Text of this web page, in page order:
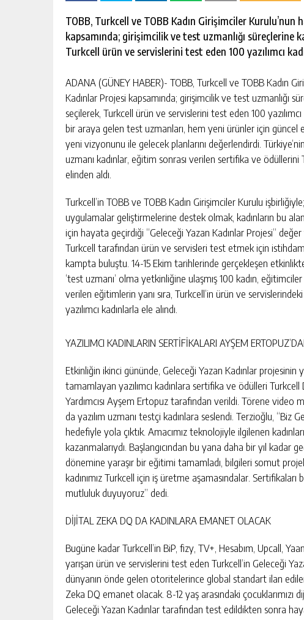
TOBB, Turkcell ve TOBB Kadın Girişimciler
kapsamında; girişimcilik ve test uzmanlığı süreçlerine
Turkcell ürün ve servislerini test eden 100 yazılımcı
ADANA (GÜNEY HABER)- TOBB, Turkcell ve TOBB Kadın
Kadınlar Projesi kapsamında; girişimcilik ve test uzmanlığı
seçilerek, Turkcell ürün ve servislerini test eden 100
bir araya gelen test uzmanları, hem yeni ürünler için güncel
yeni vizyonunu ile gelecek planlarını değerlendirdi.
uzmanı kadınlar, eğitim sonrası verilen sertifika ve ödüllerini
elinden aldı.
Turkcell’in TOBB ve TOBB Kadın Girişimciler Kurulu
uygulamalar geliştirmelerine destek olmak, kadınların bu
için hayata geçirdiği “Geleceği Yazan Kadınlar Projesi”
Turkcell tarafından ürün ve servisleri test etmek için istihdam
kampta buluştu. 14-15 Ekim tarihlerinde gerçekleşen
‘test uzmanı’ olma yetkinliğine ulaşmış 100 kadın,
verilen eğitimlerin yanı sıra, Turkcell’in ürün ve
yazılımcı kadınlarla ele alındı.
YAZILIMCI KADINLARIN SERTİFİKALARI AYŞEM
Etkinliğin ikinci gününde, Geleceği Yazan Kadınlar projesinin
tamamlayan yazılımcı kadınlara sertifika ve ödülleri
Yardımcısı Ayşem Ertopuz tarafından verildi. Törene video
da yazılım uzmanı testçi kadınlara seslendi. Terzioğlu, “Biz
hedefiyle yola çıktık. Amacımız teknolojiyle ilgilenen
kazanmalarıydı. Başlangıcından bu yana daha bir yıl kadar
dönemine yaraşır bir eğitimi tamamladı, bilgileri somut
kadınımız Turkcell için iş üretme aşamasındalar.
mutluluk duyuyoruz” dedi.
DİJİTAL ZEKA DQ DA KADINLARA EMANET OLACAK
Bugüne kadar Turkcell’in BiP, fizy, TV+, Hesabım, Upcall,
yarışan ürün ve servislerini test eden Turkcell’in Geleceği
dünyanın önde gelen otoritelerince global standart ilan
Zeka DQ emanet olacak. 8-12 yaş arasındaki
Geleceği Yazan Kadınlar tarafından test edildikten sonra
GÜNLÜK HABER AKIŞI
BAHÇE’DE 2 KATLI BİNA MAHKEMEDEN
SATILIK